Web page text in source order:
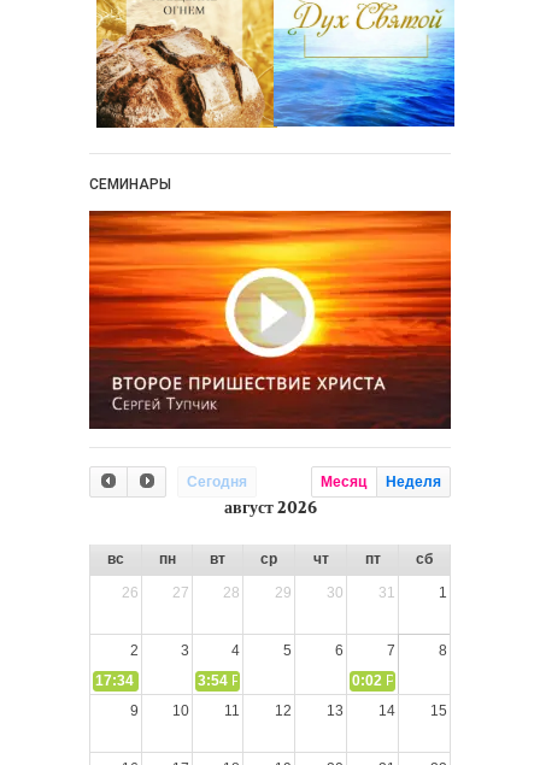
СЕМИНАРЫ
Сегодня Месяц Неделя
август 2026
вс пн вт ср чт пт
сб
26
27 28 29 30 31 1
2 3 4 5 6 7
8
17:34
СЛОВО из СЛОВА – «Ищите Господа, призывайте Его»
3:54 РАЗМЫШЛЕНИЕ: Дух Святой не угашайте!
0:02 РАЗМЫШЛЕНИЯ: Дух
9
10 11 12 13 14 15